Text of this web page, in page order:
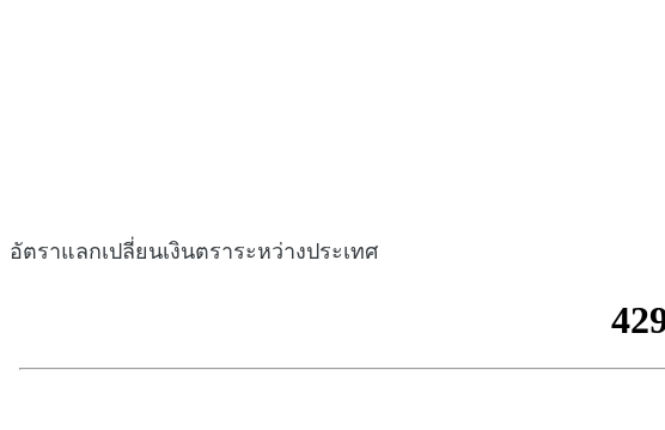
อัตราแลกเปลี่ยนเงินตราระหว่างประเทศ